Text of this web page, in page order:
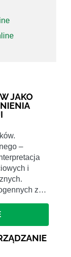
JAKO
–
i
z…